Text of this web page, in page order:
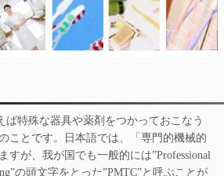
ば特殊な器具や薬剤をつかっておこなう
ことです。日本語では、「専門的機械的
すが、我が国でも一般的には”Professional
の頭文字をとった”PMTC”と呼ぶことが